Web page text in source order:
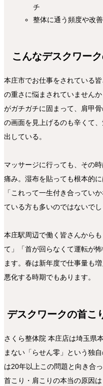
チ
整体に通う頻度や改
こんなデスクワー
本庄市でお仕事をされている
の重さに悩まされていません
がガチガチに固まって、肩甲
の画面を見上げるのも辛くて
出している。
マッサージに行っても、その
痛み。湿布を貼っても根本的
「これって一生付き合ってい
ている方も多いのではないでし
本庄駅周辺で働く皆さんから
て」「首が回らなくて運転が
ます。春は新年度で仕事量も
悪化する時期でもあります。
デスクワークの首こ
さくら整体院 本庄店は埼玉県
まない「らせん零」という独
は20年以上この問題と向き合
首こり・肩こりの本当の原因